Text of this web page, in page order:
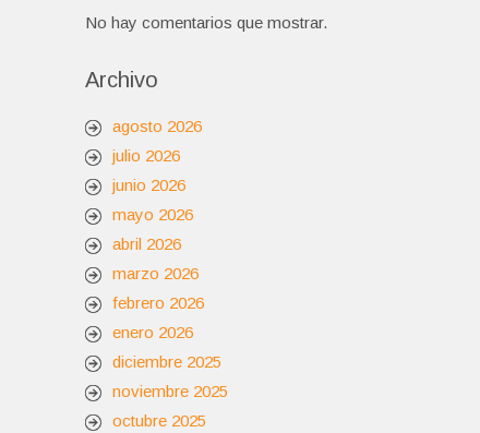
No hay comentarios que mostrar.
Archivo
agosto 2026
julio 2026
junio 2026
mayo 2026
abril 2026
marzo 2026
febrero 2026
enero 2026
diciembre 2025
noviembre 2025
octubre 2025